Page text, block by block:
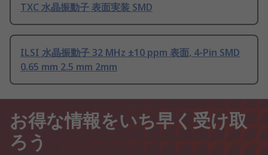
TXC 水晶振動子 表面実装 SMD
ILSI 水晶振動子 32 MHz ±10 ppm 表面, 4-Pin SMD
0.65 mm 2.5 mm 2mm
お得な情報をいち早く受け取
ろう